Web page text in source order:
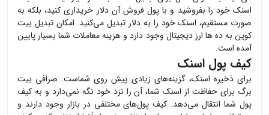
اسنک خود را بفروشید و با پول فروش آن دلار خریداری کنید، بلکه به
صورت مستقیم، اسنکخود را به دلار تبدیل می‌کنید. امکان تبدیل بیت
کوین به ده ها ارز دیجیتال وجود دارد و هزینه معاملات شما بسیار پایین
آمده است.
کیف پول اسنک
برای ذخیره اسنک، گزینه‌های زیادی پیش روی شماست. صرافی بیت
برگ برای حفاظت از اسنکشما، آن را نزد خود نگه نمی‌دارد و به کیف
پول شما انتقال می‌دهد. کیف پول‌های مختلفی در بازار وجود دارند و